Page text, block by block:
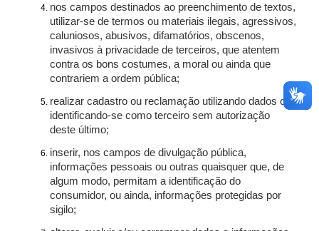
nos campos destinados ao preenchimento de textos,
utilizar-se de termos ou materiais ilegais, agressivos,
caluniosos, abusivos, difamatórios, obscenos,
invasivos à privacidade de terceiros, que atentem
contra os bons costumes, a moral ou ainda que
contrariem a ordem pública;
realizar cadastro ou reclamação utilizando dados ou
identificando-se como terceiro sem autorização
deste último;
inserir, nos campos de divulgação pública,
informações pessoais ou outras quaisquer que, de
algum modo, permitam a identificação do
consumidor, ou ainda, informações protegidas por
sigilo;